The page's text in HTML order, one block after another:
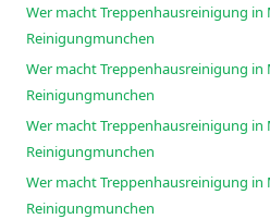
Wer macht Treppenhausreinigung
Reinigungmunchen
Wer macht Treppenhausreinigung
Reinigungmunchen
Wer macht Treppenhausreinigung
Reinigungmunchen
Wer macht Treppenhausreinigung
Reinigungmunchen